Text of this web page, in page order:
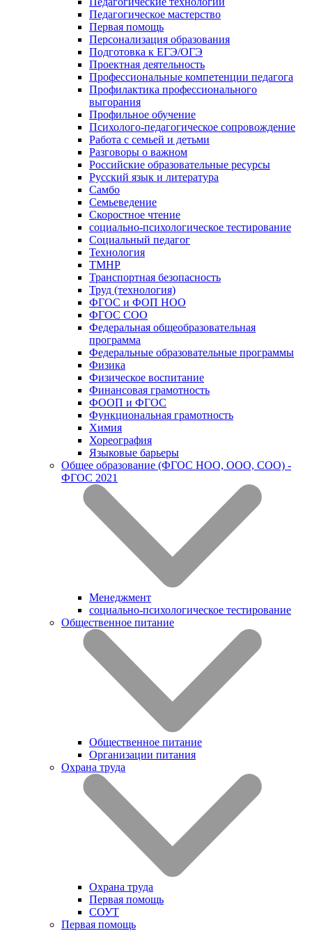
Педагогическое мастерство
Первая помощь
Персонализация образования
Подготовка к ЕГЭ/ОГЭ
Проектная деятельность
Профессиональные компетенции педагога
Профилактика профессионального
выгорания
Профильное обучение
Психолого-педагогическое сопровождение
Работа с семьей и детьми
Разговоры о важном
Российские образовательные ресурсы
Русский язык и литература
Самбо
Семьеведение
Скоростное чтение
социально-психологическое тестирование
Социальный педагог
Технология
ТМНР
Транспортная безопасность
Труд (технология)
ФГОС и ФОП НОО
ФГОС СОО
Федеральная общеобразовательная
программа
Федеральные образовательные программы
Физика
Физическое воспитание
Финансовая грамотность
ФООП и ФГОС
Функциональная грамотность
Химия
Хореография
Языковые барьеры
Общее образование (ФГОС НОО, ООО, СОО) -
ФГОС 2021
Менеджмент
социально-психологическое тестирование
Общественное питание
Общественное питание
Организации питания
Охрана труда
Охрана труда
Первая помощь
СОУТ
Первая помощь